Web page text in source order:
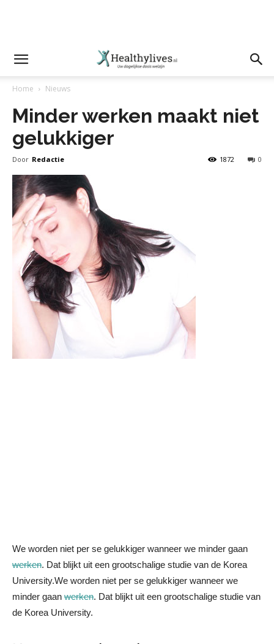
Home Nieuws
Minder werken maakt niet
gelukkiger
Door Redactie 0
1872
We worden niet per se gelukkiger wanneer we minder gaan
werken. Dat blijkt uit een grootschalige studie van de Korea
University.We worden niet per se gelukkiger wanneer we
minder gaan werken. Dat blijkt uit een grootschalige studie van
de Korea University.